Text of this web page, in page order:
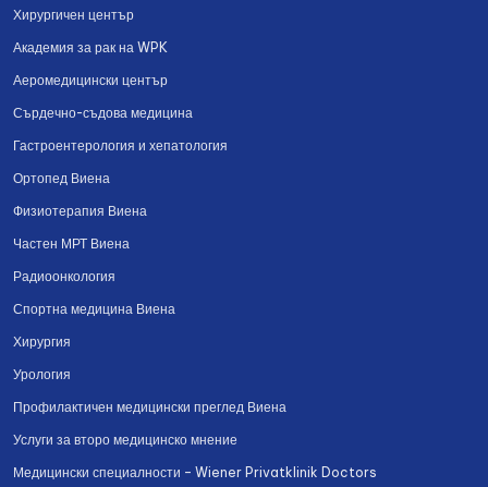
Хирургичен център
Академия за рак на WPK
Аеромедицински център
Сърдечно-съдова медицина
Гастроентерология и хепатология
Ортопед Виена
Физиотерапия Виена
Частен МРТ Виена
Радиоонкология
Спортна медицина Виена
Хирургия
Урология
Профилактичен медицински преглед Виена
Услуги за второ медицинско мнение
Медицински специалности – Wiener Privatklinik Doctors